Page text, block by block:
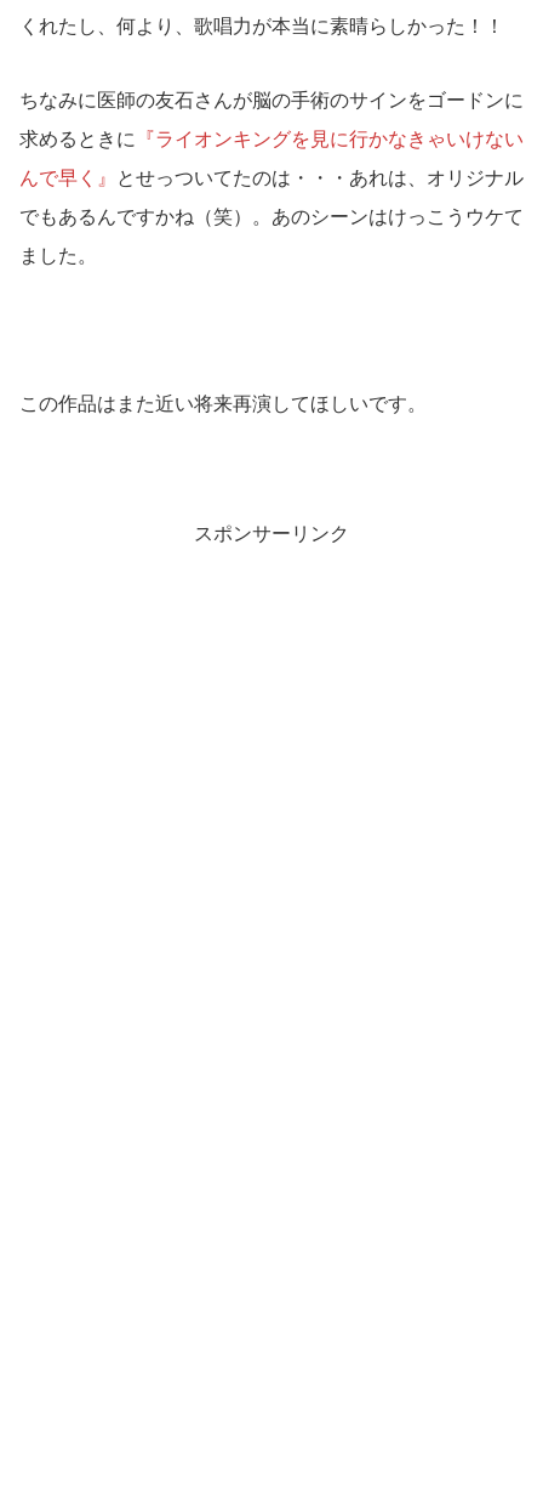
くれたし、何より、歌唱力が本当に素晴らしかった！！
ちなみに医師の友石さんが脳の手術のサインをゴードンに
求めるときに
『ライオンキングを見に行かなきゃいけない
んで早く』
とせっついてたのは・・・あれは、オリジナル
でもあるんですかね（笑）。あのシーンはけっこうウケて
ました。
この作品はまた近い将来再演してほしいです。
スポンサーリンク